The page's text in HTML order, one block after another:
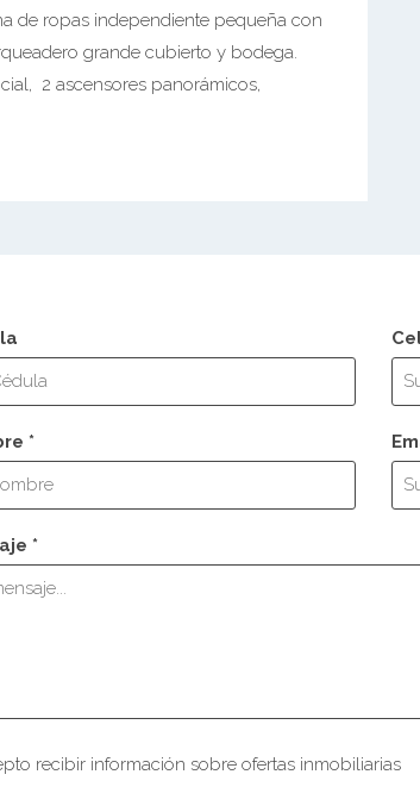
de ropas independiente pequeña con
grande cubierto y bodega.
2 ascensores panorámicos,
*
*
recibir información sobre ofertas inmobiliarias